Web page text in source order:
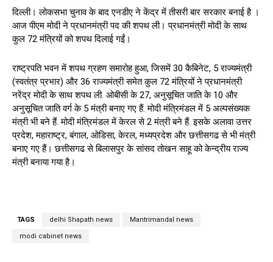
दिल्ली। लोकसभा चुनाव के बाद एनडीए ने केंद्र में तीसरी बार सरकार बनाई है ।
आज पीएम मोदी ने प्रधानमंत्री पद की शपथ ली। प्रधानमंत्री मोदी के साथ
कुल 72 मंत्रियों को शपथ दिलाई गईं।
राष्ट्रपति भवन में शपथ ग्रहण समारोह हुआ, जिसमें 30 कैबिनेट, 5 राज्‍यमंत्री
(स्‍वतंत्र प्रभार) और 36 राज्‍यमंत्री समेत कुल 72 मंत्रियों ने प्रधानमंत्री
नरेंद्र मोदी के साथ शपथ ली. ओबीसी के 27, अनुसूचित जाति के 10 और
अनुसूचित जाति वर्ग के 5 मंत्री बनाए गए हैं. मोदी मंत्रिमंडल में 5 अल्‍पसंख्‍यक
मंत्री भी बने हैं. मोदी मंत्रिमंडल में केरल से 2 मंत्री बने हैं. इसके अलावा उत्तर
प्रदेश, महाराष्ट्र, बंगाल, ओडिसा, केरल, मध्यप्रदेश और छत्तीसगढ से भी मंत्री
बनाए गए हैं। छत्तीसगढ से बिलासपुर के सांसद तोखन साहू को केन्द्रीय राज्य
मंत्री बनाया गया है।
TAGS delhi Shapath news Mantrimandal news
modi cabinet news